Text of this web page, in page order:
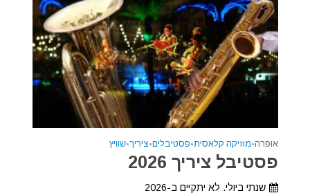
אופרה•מוזיקה קלאסית•פסטיבלים•ציריך•שוויץ
פסטיבל ציריך 2026
שנתי ביולי. לא יתקיים ב-2026